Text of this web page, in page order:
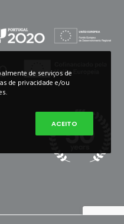
de serviços de
de privacidade e/ou
ACEITO